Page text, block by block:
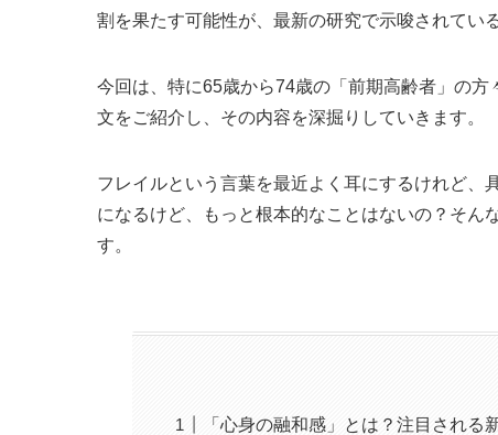
割を果たす可能性が、最新の研究で示唆されてい
今回は、特に65歳から74歳の「前期高齢者」の
文をご紹介し、その内容を深掘りしていきます。
フレイルという言葉を最近よく耳にするけれど、
になるけど、もっと根本的なことはないの？そん
す。
「心身の融和感」とは？注目される